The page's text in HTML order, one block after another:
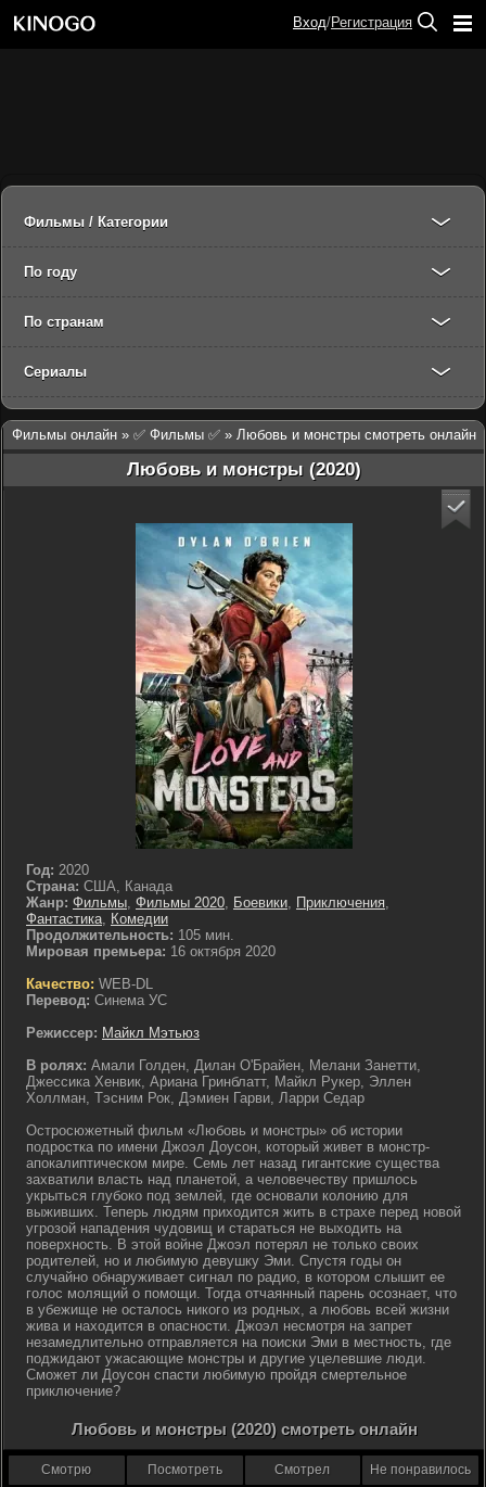
Фильмы / Категории
По году
По странам
Сериалы
Фильмы онлайн » ✅ Фильмы ✅ » Любовь и монстры смотреть онлайн
Любовь и монстры (2020)
Год: 2020
Страна: США, Канада
Жанр: Фильмы, Фильмы 2020, Боевики, Приключения,
Фантастика, Комедии
Продолжительность: 105 мин.
Мировая премьера: 16 октября 2020
Качество: WEB-DL
Перевод: Синема УС
Режиссер: Майкл Мэтьюз
В ролях: Амали Голден, Дилан О'Брайен, Мелани Занетти,
Джессика Хенвик, Ариана Гринблатт, Майкл Рукер, Эллен
Холлман, Тэсним Рок, Дэмиен Гарви, Ларри Седар
Остросюжетный фильм «Любовь и монстры» об истории
подростка по имени Джоэл Доусон, который живет в монстр-
апокалиптическом мире. Семь лет назад гигантские существа
захватили власть над планетой, а человечеству пришлось
укрыться глубоко под землей, где основали колонию для
выживших. Теперь людям приходится жить в страхе перед новой
угрозой нападения чудовищ и стараться не выходить на
поверхность. В этой войне Джоэл потерял не только своих
родителей, но и любимую девушку Эми. Спустя годы он
случайно обнаруживает сигнал по радио, в котором слышит ее
голос молящий о помощи. Тогда отчаянный парень осознает, что
в убежище не осталось никого из родных, а любовь всей жизни
жива и находится в опасности. Джоэл несмотря на запрет
незамедлительно отправляется на поиски Эми в местность, где
поджидают ужасающие монстры и другие уцелевшие люди.
Сможет ли Доусон спасти любимую пройдя смертельное
приключение?
Любовь и монстры (2020) смотреть онлайн
Смотрю
Посмотреть
Смотрел Не понравилось
Вход/Регистрация